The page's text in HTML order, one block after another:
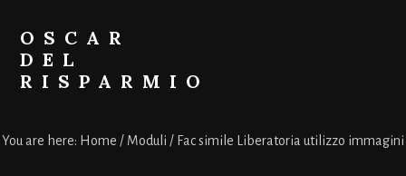
primary
sidebar
content
OSCAR
DEL
RISPARMIO
You are here: Home / Moduli / Fac simile Liberatoria utilizzo immagini